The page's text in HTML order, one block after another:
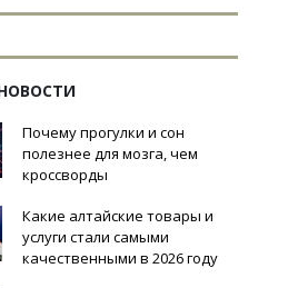
Почему прогулки и сон
полезнее для мозга, чем
кроссворды
Какие алтайские товары и
услуги стали самыми
качественными в 2026 году